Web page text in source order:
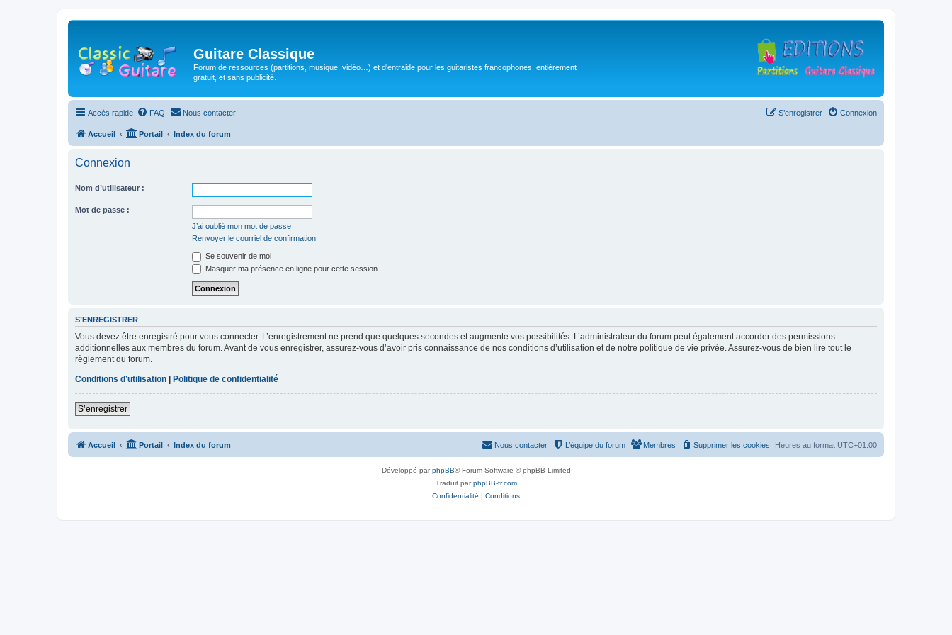
Guitare Classique
Forum de ressources (partitions, musique, vidéo…) et d'entraide pour les guitaristes francophones, entièrement
gratuit, et sans publicité.
Accès rapide FAQ Nous contacter Connexion
S’enregistrer
Accueil Portail Index du forum
Connexion
Nom d’utilisateur :
Mot de passe :
J’ai oublié mon mot de passe
Renvoyer le courriel de confirmation
Se souvenir de moi
Masquer ma présence en ligne pour cette session
S’ENREGISTRER
Vous devez être enregistré pour vous connecter. L’enregistrement ne prend que quelques secondes et augmente vos possibilités. L’administrateur du forum peut également accorder des permissions
additionnelles aux membres du forum. Avant de vous enregistrer, assurez-vous d’avoir pris connaissance de nos conditions d’utilisation et de notre politique de vie privée. Assurez-vous de bien lire tout le
règlement du forum.
Conditions d’utilisation | Politique de confidentialité
S’enregistrer
Accueil Portail Index du forum Heures au format UTC+01:00
Supprimer les cookies
Membres
L’équipe du forum
Nous contacter
Développé parphpBB® Forum Software © phpBB Limited
Traduit parphpBB-fr.com
Confidentialité | Conditions